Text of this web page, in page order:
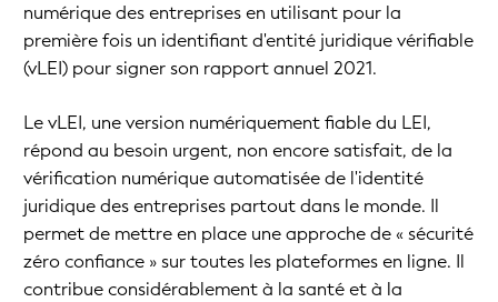
numérique des entreprises en utilisant pour la
première fois un identifiant d'entité juridique vérifiable
(vLEI) pour signer son rapport annuel 2021.
Le vLEI, une version numériquement fiable du LEI,
répond au besoin urgent, non encore satisfait, de la
vérification numérique automatisée de l'identité
juridique des entreprises partout dans le monde. Il
permet de mettre en place une approche de « sécurité
zéro confiance » sur toutes les plateformes en ligne. Il
contribue considérablement à la santé et à la